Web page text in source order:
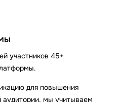
участников 45+
для повышения
аудитории, мы учитываем